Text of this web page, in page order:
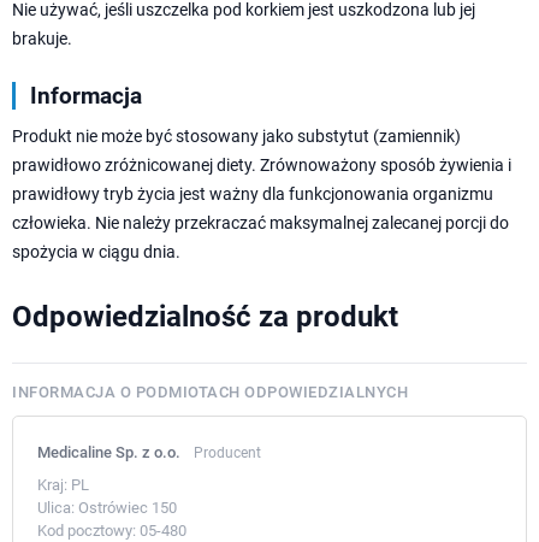
Nie używać, jeśli uszczelka pod korkiem jest uszkodzona lub jej
brakuje.
Informacja
Produkt nie może być stosowany jako substytut (zamiennik)
prawidłowo zróżnicowanej diety. Zrównoważony sposób żywienia i
prawidłowy tryb życia jest ważny dla funkcjonowania organizmu
człowieka. Nie należy przekraczać maksymalnej zalecanej porcji do
spożycia w ciągu dnia.
Odpowiedzialność za produkt
INFORMACJA O PODMIOTACH ODPOWIEDZIALNYCH
Medicaline Sp. z o.o. Producent
Kraj: PL
Ulica: Ostrówiec 150
Kod pocztowy: 05-480